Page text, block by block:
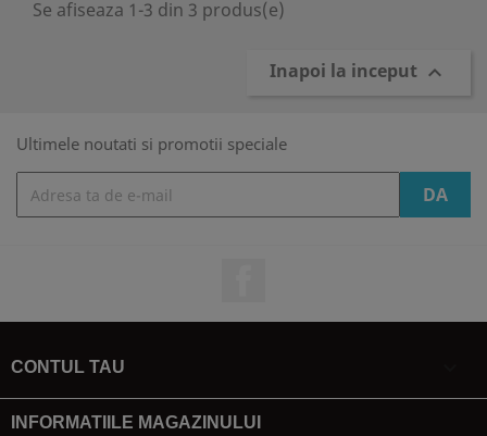
Se afiseaza 1-3 din 3 produs(e)
Inapoi la inceput 
Ultimele noutati si promotii speciale
CONTUL TAU
INFORMATIILE MAGAZINULUI